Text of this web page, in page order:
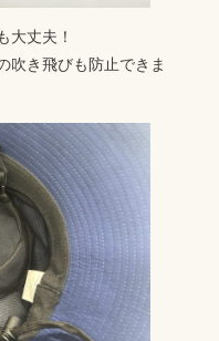
大丈夫！
吹き飛びも防止できま